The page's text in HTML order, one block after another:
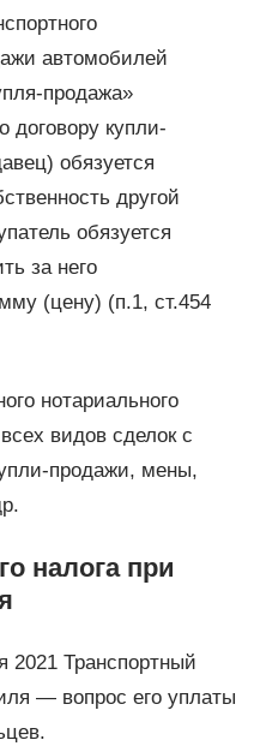
автомобилей
продажа»
договору купли-
обязуется
другой
обязуется
за него
(цену) (п.1, ст.454
нотариального
видов сделок с
продажи, мены,
налога при
2021 Транспортный
— вопрос его уплаты